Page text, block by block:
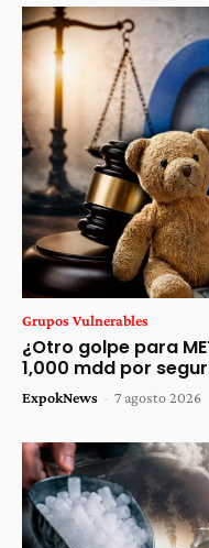
Grupos Vulnerables
¿Otro golpe para
1,000 mdd por
ExpokNews - 7 agosto 2026